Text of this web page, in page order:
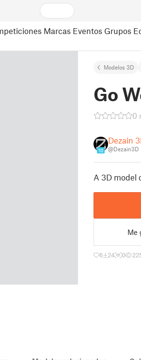
Marcas Eventos Grupos
Modelos 3D
Go
0
10
Dezain
@Dezain3D
A 3D model
Me
6 24 0